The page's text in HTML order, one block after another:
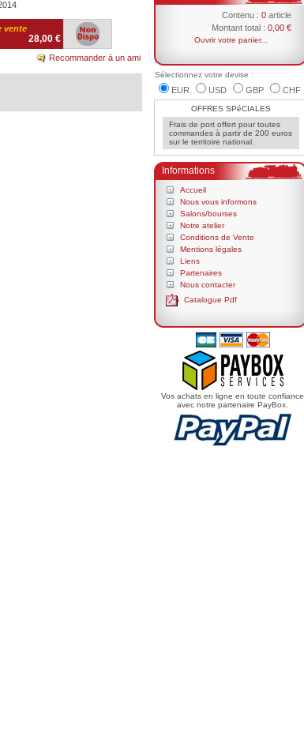
vente
28,00 €
Recommander à un ami
Contenu : 0 article
Montant total : 0,00 €
Ouvrir votre panier...
Sélectionnez votre devise :
EUR USD GBP CHF
OFFRES SPéCIALES
Frais de port offert pour toutes
commandes à partir de 200 euros
sur le territoire national.
Informations
Accueil
Nous vous informons
Salons/bourses
Notre atelier
Conditions de Vente
Mentions légales
Liens
Partenaires
Nous contacter
Catalogue Pdf
Vos achats en ligne en toute confiance
avec notre partenaire PayBox.